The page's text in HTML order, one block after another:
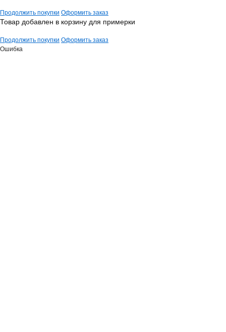
Продолжить покупки Оформить заказ
Товар добавлен в корзину для примерки
Продолжить покупки Оформить заказ
Ошибка